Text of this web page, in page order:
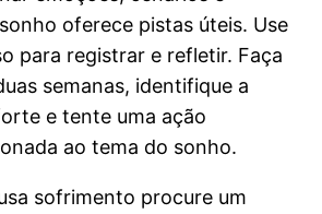
oferece pistas úteis. Use
para registrar e refletir. Faça
semanas, identifique a
e tente uma ação
ao tema do sonho.
sofrimento procure um